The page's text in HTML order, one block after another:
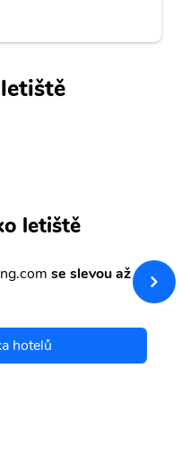
letiště
se slevou až
hotelů